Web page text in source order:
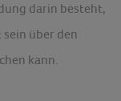
darin besteht,
über den
kann.